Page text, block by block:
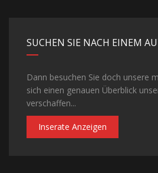
SUCHEN SIE NACH EINEM
Dann besuchen Sie doch unsere
sich einen genauen Überblick
verschaffen...
Inserate Anzeigen